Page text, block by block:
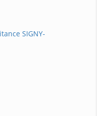
SIGNY-